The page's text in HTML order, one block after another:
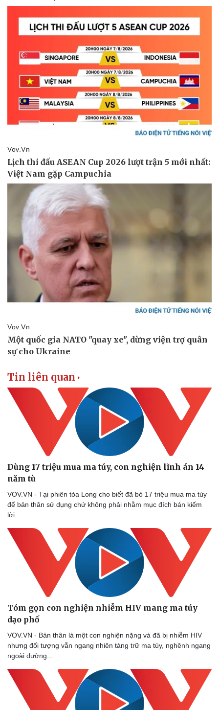
Thể thao
Bóng đá
Lịch thi đấu bóng đá
Thế giới thể thao
eSports
Hậu trường
Ô tô
Tin liên quan
Dùng 17 triệu mua ma túy, con nghiện lĩnh án 14
năm tù
VOV.VN - Tại phiên tòa Long cho biết đã bỏ 17 triệu mua ma túy
để bản thân sử dụng chứ không phải nhằm mục đích bán kiếm
lời.
Tóm gọn con nghiện nhiễm HIV mang ma túy
dạo phố
VOV.VN - Bản thân là một con nghiện nặng và đã bị nhiễm HIV
nhưng đối tượng vẫn ngang nhiên tàng trữ ma túy, nghênh ngang
ngoài đường...